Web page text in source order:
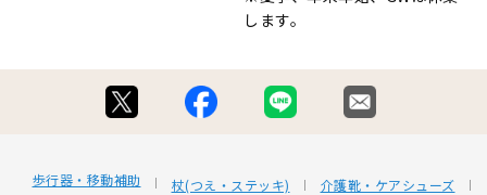
します。
歩行器・移動補助 杖(つえ・ステッキ) 介護靴・ケアシューズ